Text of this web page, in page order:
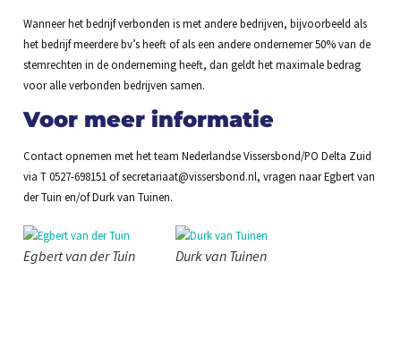
Wanneer het bedrijf verbonden is met andere bedrijven, bijvoorbeeld als
het bedrijf meerdere bv’s heeft of als een andere ondernemer 50% van de
stemrechten in de onderneming heeft, dan geldt het maximale bedrag
voor alle verbonden bedrijven samen.
Voor meer informatie
Contact opnemen met het team Nederlandse Vissersbond/PO Delta Zuid
via T 0527-698151 of secretariaat@vissersbond.nl, vragen naar Egbert van
der Tuin en/of Durk van Tuinen.
Egbert van der Tuin Durk van Tuinen